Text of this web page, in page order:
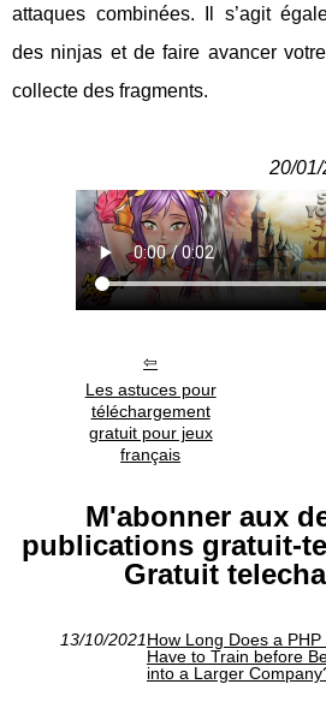
attaques combinées. Il s’agit
des ninjas et de faire avancer
collecte des fragments.
20/01/
Les astuces pour
téléchargement
gratuit pour jeux
français
M'abonner aux
publications gratuit-
Gratuit
13/10/2021How Long Does a
Have to Train before
into a Larger